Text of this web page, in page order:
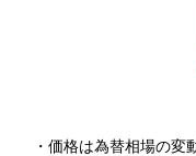
・価格は為替相場の